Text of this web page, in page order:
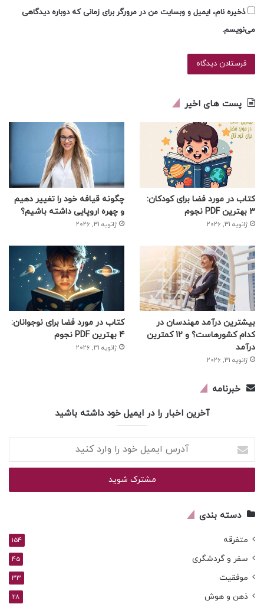
ذخیره نام، ایمیل و وبسایت من در مرورگر برای زمانی که دوباره دیدگاهی
می‌نویسم.
پست های اخیر
کتاب در مورد فضا برای کودکان:
3 بهترین PDF نجوم
ژانویه 31, 2026
چگونه قیافه خود را تغییر دهیم
و چهره اروپایی داشته باشیم؟
ژانویه 31, 2026
بیشترین درآمد مهندسان در
کدام کشورهاست؟ و 12 کمترین
درآمد
ژانویه 31, 2026
کتاب در مورد فضا برای نوجوانان:
4 بهترین PDF نجوم
ژانویه 31, 2026
خبرنامه
آخرین اخبار را در ایمیل خود داشته باشید
ایمیل
خود
وارد
دسته بندی
متفرقه 154
سفر و گردشگری 45
موفقیت 33
ذهن و هوش 28